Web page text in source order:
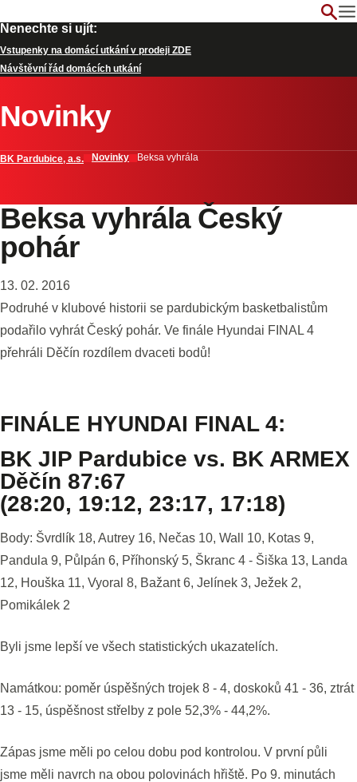
Nenechte si ujít:
Vstupenky na domácí utkání v prodeji ZDE
Návštěvní řád domácích utkání
Novinky
BK Pardubice, a.s. Novinky Beksa vyhrála
Beksa vyhrála Český
pohár
13. 02. 2016
Podruhé v klubové historii se pardubickým basketbalistům
podařilo vyhrát Český pohár. Ve finále Hyundai FINAL 4
přehráli Děčín rozdílem dvaceti bodů!
FINÁLE HYUNDAI FINAL 4:
BK JIP Pardubice vs. BK ARMEX
Děčín 87:67
(28:20, 19:12, 23:17, 17:18)
Body: Švrdlík 18, Autrey 16, Nečas 10, Wall 10, Kotas 9,
Pandula 9, Půlpán 6, Příhonský 5, Škranc 4 - Šiška 13, Landa
12, Houška 11, Vyoral 8, Bažant 6, Jelínek 3, Ježek 2,
Pomikálek 2
Byli jsme lepší ve všech statistických ukazatelích.
Namátkou: poměr úspěšných trojek 8 - 4, doskoků 41 - 36, ztrát
13 - 15, úspěšnost střelby z pole 52,3% - 44,2%.
Zápas jsme měli po celou dobu pod kontrolou. V první půli
jsme měli navrch na obou polovinách hřiště. Po 9. minutách